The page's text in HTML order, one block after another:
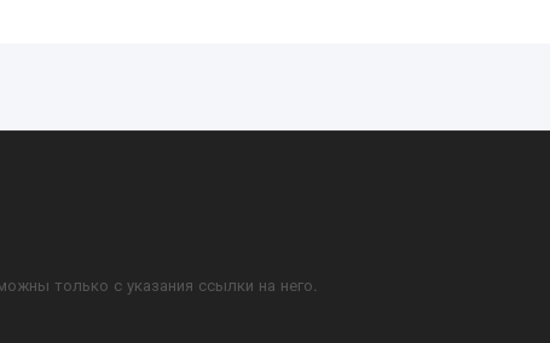
только с указания ссылки на него.